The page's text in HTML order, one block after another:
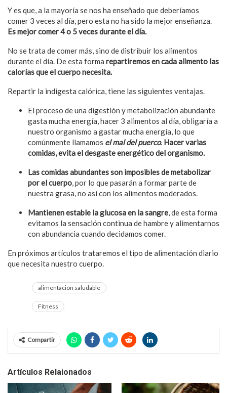
Y es que, a la mayoría se nos ha enseñado que deberíamos
comer 3 veces al día, pero esta no ha sido la mejor enseñanza.
Es mejor comer 4 o 5 veces durante el día.
No se trata de comer más, sino de distribuir los alimentos
durante el día. De esta forma repartiremos en cada alimento las
calorías que el cuerpo necesita.
Repartir la indigesta calórica, tiene las siguientes ventajas.
El proceso de una digestión y metabolización abundante
gasta mucha energía, hacer 3 alimentos al día, obligaría a
nuestro organismo a gastar mucha energía, lo que
comúnmente llamamos el mal del puerco. Hacer varias
comidas, evita el desgaste energético del organismo.
Las comidas abundantes son imposibles de metabolizar
por el cuerpo, por lo que pasarán a formar parte de
nuestra grasa, no así con los alimentos moderados.
Mantienen estable la glucosa en la sangre, de esta forma
evitamos la sensación continua de hambre y alimentarnos
con abundancia cuando decidamos comer.
En próximos artículos trataremos el tipo de alimentación diario
que necesita nuestro cuerpo.
alimentación saludable
Fitness
Compartir
Artículos Relaionados